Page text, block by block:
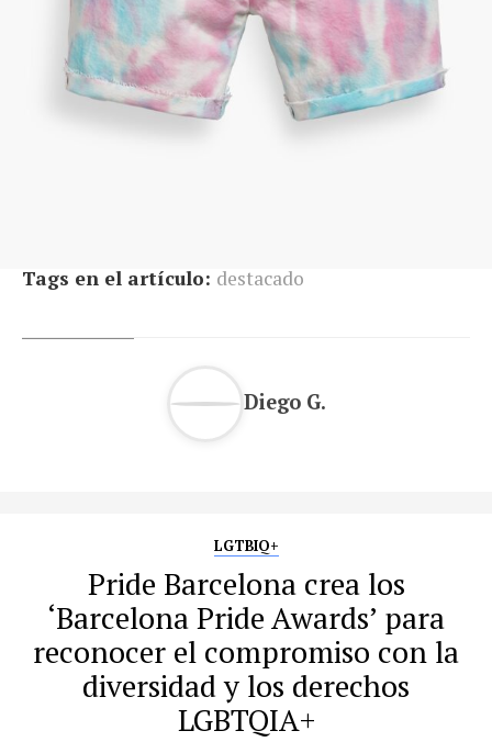
Tags en el artículo: destacado
Diego G.
LGTBIQ+
Pride Barcelona crea los
‘Barcelona Pride Awards’ para
reconocer el compromiso con la
diversidad y los derechos
LGBTQIA+